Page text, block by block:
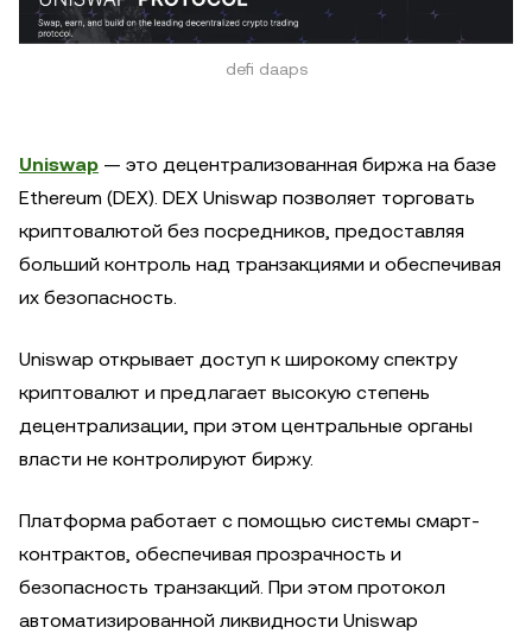
defi daaps
Uniswap — это децентрализованная биржа на базе
Ethereum (DEX). DEX Uniswap позволяет торговать
криптовалютой без посредников, предоставляя
больший контроль над транзакциями и обеспечивая
их безопасность.
Uniswap открывает доступ к широкому спектру
криптовалют и предлагает высокую степень
децентрализации, при этом центральные органы
власти не контролируют биржу.
Платформа работает с помощью системы смарт-
контрактов, обеспечивая прозрачность и
безопасность транзакций. При этом протокол
автоматизированной ликвидности Uniswap